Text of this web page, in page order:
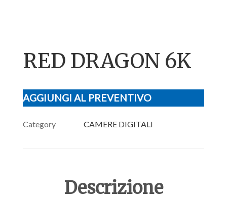
RED DRAGON 6K
AGGIUNGI AL PREVENTIVO
Category CAMERE DIGITALI
Descrizione